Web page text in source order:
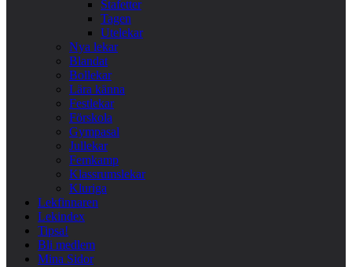
Stafetter
Tagen
Utelekar
Nya lekar
Blandat
Bollekar
Lära känna
Festlekar
Förskola
Gympasal
Jullekar
Femkamp
Klassrumslekar
Kluriga
Lekfinnaren
Lekindex
Tipsa!
Bli medlem
Mina Sidor